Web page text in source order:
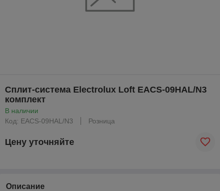
Сплит-система Electrolux Loft EACS-09HAL/N3
комплект
В наличии
Код: EACS-09HAL/N3
Розница
Цену уточняйте
Описание